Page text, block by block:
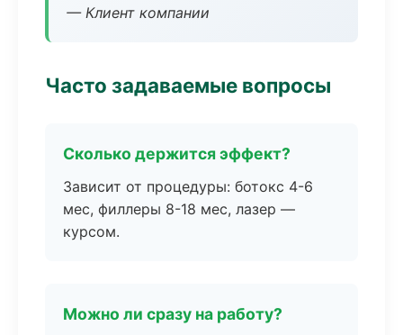
— Клиент компании
Часто задаваемые вопросы
Сколько держится эффект?
Зависит от процедуры: ботокс 4-6
мес, филлеры 8-18 мес, лазер —
курсом.
Можно ли сразу на работу?